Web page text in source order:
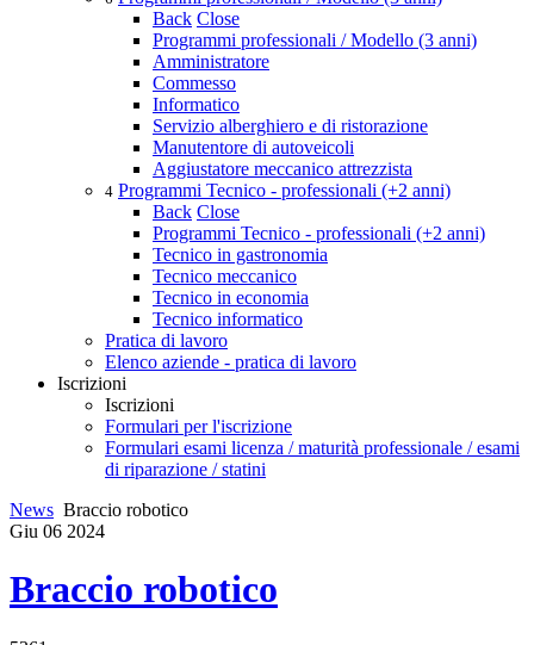
Back Close
Programmi professionali / Modello (3 anni)
Amministratore
Commesso
Informatico
Servizio alberghiero e di ristorazione
Manutentore di autoveicoli
Aggiustatore meccanico attrezzista
4 Programmi Tecnico - professionali (+2 anni)
Back Close
Programmi Tecnico - professionali (+2 anni)
Tecnico in gastronomia
Tecnico meccanico
Tecnico in economia
Tecnico informatico
Pratica di lavoro
Elenco aziende - pratica di lavoro
Iscrizioni
Iscrizioni
Formulari per l'iscrizione
Formulari esami licenza / maturità professionale / esami
di riparazione / statini
News Braccio robotico
Giu 06 2024
Braccio robotico